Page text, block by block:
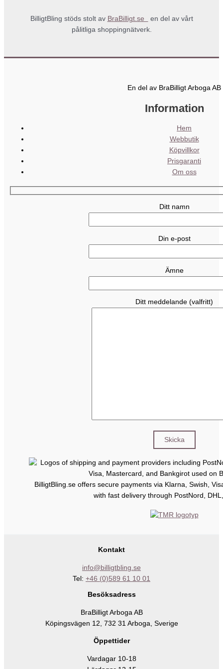
BilligtBling stöds stolt av BraBilligt.se
en del av vårt
pålitliga shoppingnätverk.
En del av BraBilligt Arboga AB
Information
Hem
Webbutik
Köpvillkor
Prisgaranti
Om oss
Ditt namn
Din e-post
Ämne
Ditt meddelande (valfritt)
BilligtBling.se offers secure payments via Klarna, Swish,
with fast delivery through PostNord,
Kontakt
info@billigtbling.se
Tel: +46 (0)589 61 10 01
Besöksadress
BraBilligt Arboga AB
Köpingsvägen 12, 732 31 Arboga, Sverige
Öppettider
Vardagar 10-18